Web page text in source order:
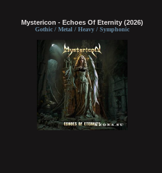
Mystericon - Echoes Of Eternity (2026)
Gothic / Metal / Heavy / Symphonic